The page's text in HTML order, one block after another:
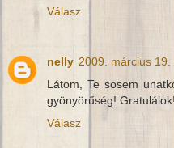
Válasz
nelly 2009. március 19.
Látom, Te sosem
gyönyörűség! Gratulálok!
Válasz